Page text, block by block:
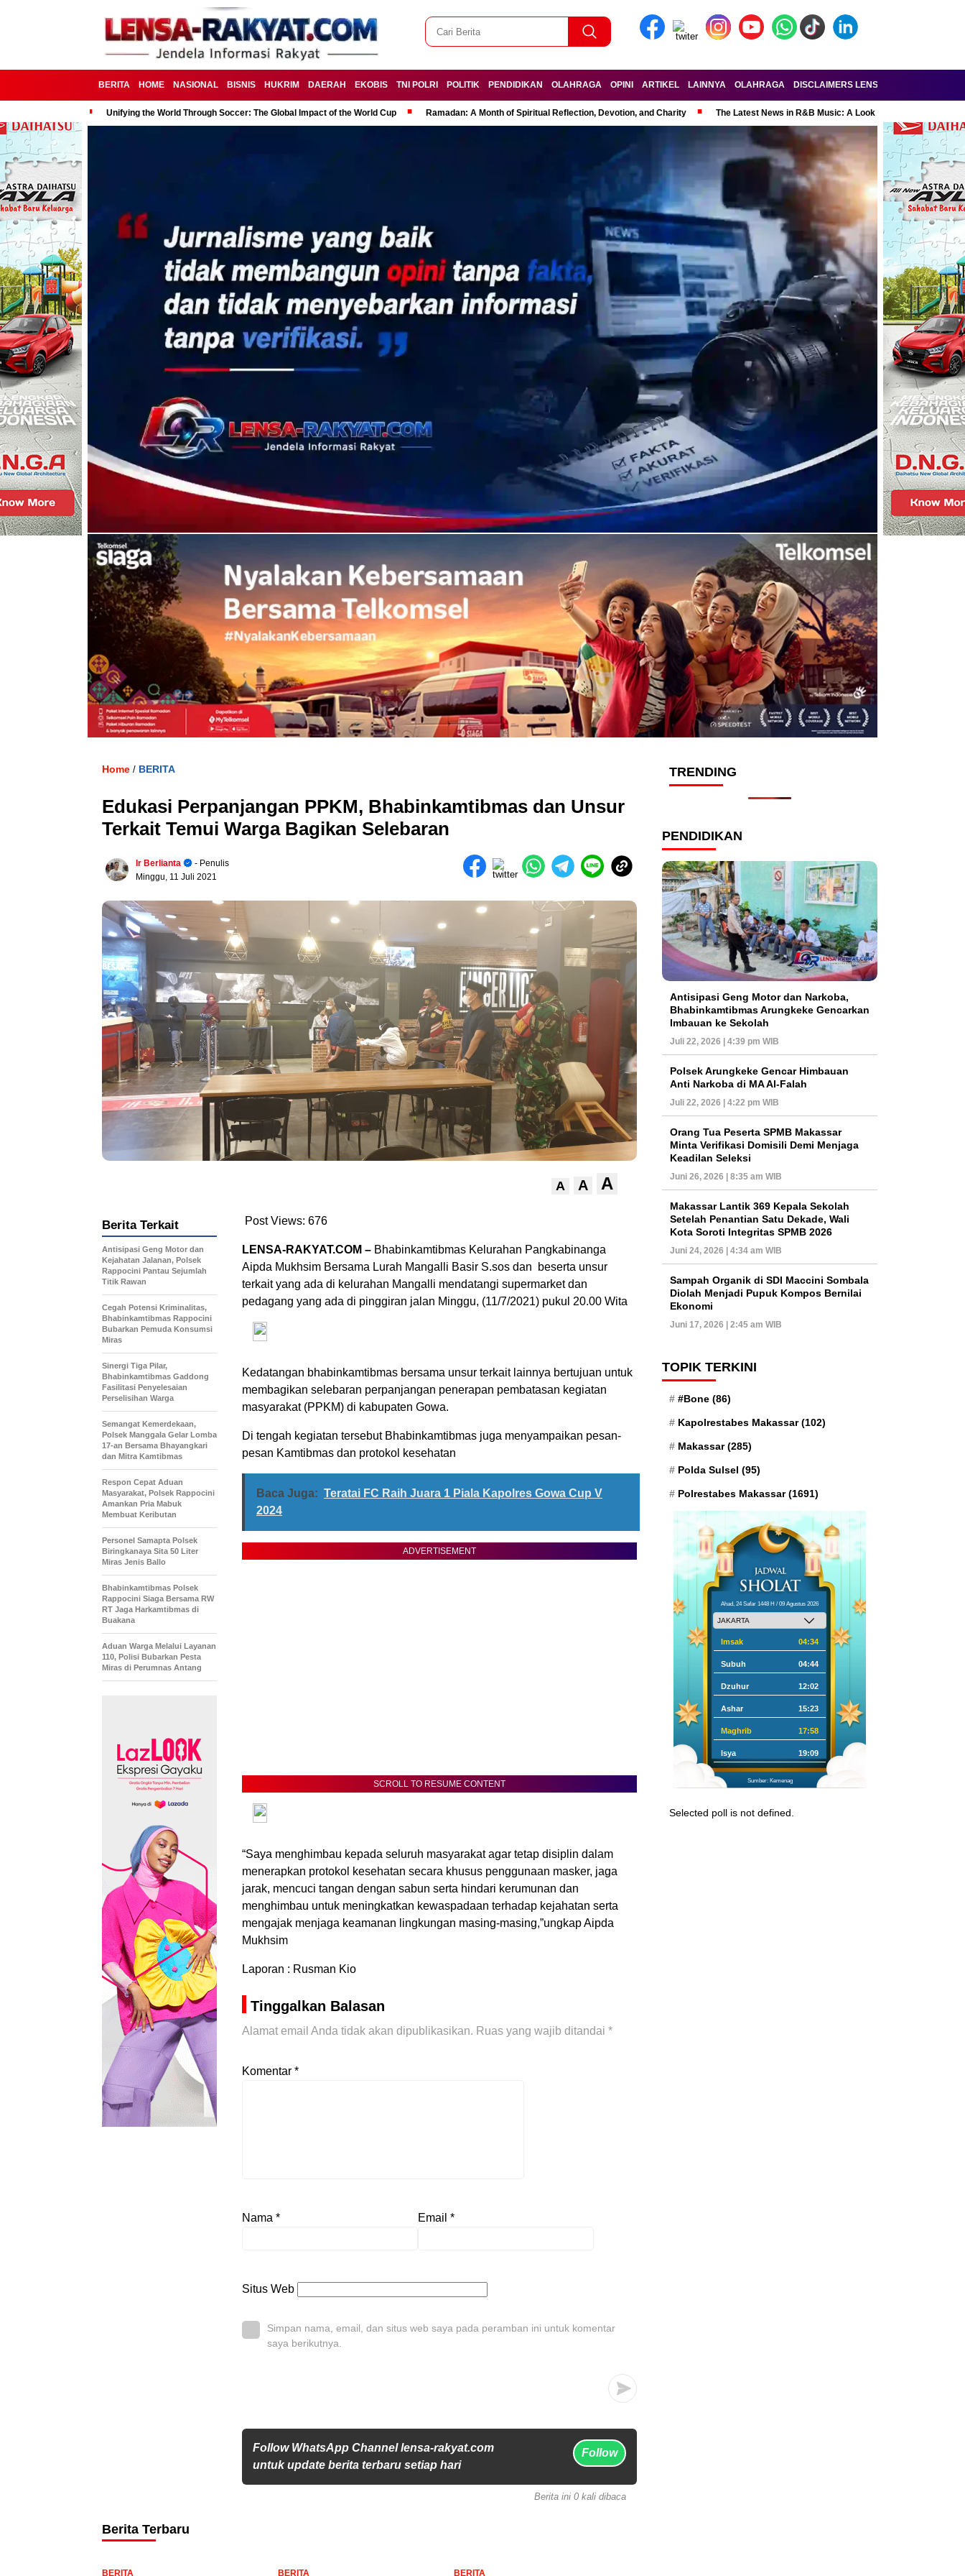
BERITA HOME NASIONAL BISNIS HUKRIM DAERAH EKOBIS TNI POLRI POLITIK PENDIDIKAN OLAHRAGA OPINI ARTIKEL LAINNYA OLAHRAGA DISCLAIMERS LENSA-RAKYAT.COM
Unifying the World Through Soccer: The Global Impact of the World Cup Ramadan: A Month of Spiritual Reflection, Devotion, and Charity The Latest News in R&B Music: A Look at Super Bowl
Home / BERITA
Edukasi Perpanjangan PPKM, Bhabinkamtibmas dan Unsur
Terkait Temui Warga Bagikan Selebaran
Ir Berlianta
- Penulis
Minggu, 11 Juli 2021
A A A
Post Views: 676
LENSA-RAKYAT.COM – Bhabinkamtibmas Kelurahan Pangkabinanga
Aipda Mukhsim Bersama Lurah Mangalli Basir S.sos dan beserta unsur
terkait yang ada di kelurahan Mangalli mendatangi supermarket dan
pedagang yang ada di pinggiran jalan Minggu, (11/7/2021) pukul 20.00 Wita
Kedatangan bhabinkamtibmas bersama unsur terkait lainnya bertujuan untuk
membagikan selebaran perpanjangan penerapan pembatasan kegiatan
masyarakat (PPKM) di kabupaten Gowa.
Di tengah kegiatan tersebut Bhabinkamtibmas juga menyampaikan pesan-
pesan Kamtibmas dan protokol kesehatan
Baca Juga: Teratai FC Raih Juara 1 Piala Kapolres Gowa Cup V
2024
ADVERTISEMENT
SCROLL TO RESUME CONTENT
“Saya menghimbau kepada seluruh masyarakat agar tetap disiplin dalam
menerapkan protokol kesehatan secara khusus penggunaan masker, jaga
jarak, mencuci tangan dengan sabun serta hindari kerumunan dan
menghimbau untuk meningkatkan kewaspadaan terhadap kejahatan serta
mengajak menjaga keamanan lingkungan masing-masing,”ungkap Aipda
Mukhsim
Laporan : Rusman Kio
Tinggalkan Balasan
Alamat email Anda tidak akan dipublikasikan. Ruas yang wajib ditandai *
Komentar *
Nama * Email *
Situs Web
Simpan nama, email, dan situs web saya pada peramban ini untuk komentar
saya berikutnya.
Follow WhatsApp Channel lensa-rakyat.com
untuk update berita terbaru setiap hari
Follow
Berita Terkait
Antisipasi Geng Motor dan
Kejahatan Jalanan, Polsek
Rappocini Pantau Sejumlah
Titik Rawan
Cegah Potensi Kriminalitas,
Bhabinkamtibmas Rappocini
Bubarkan Pemuda Konsumsi
Miras
Sinergi Tiga Pilar,
Bhabinkamtibmas Gaddong
Fasilitasi Penyelesaian
Perselisihan Warga
Semangat Kemerdekaan,
Polsek Manggala Gelar Lomba
17-an Bersama Bhayangkari
dan Mitra Kamtibmas
Respon Cepat Aduan
Masyarakat, Polsek Rappocini
Amankan Pria Mabuk
Membuat Keributan
Personel Samapta Polsek
Biringkanaya Sita 50 Liter
Miras Jenis Ballo
Bhabinkamtibmas Polsek
Rappocini Siaga Bersama RW
RT Jaga Harkamtibmas di
Buakana
Aduan Warga Melalui Layanan
110, Polisi Bubarkan Pesta
Miras di Perumnas Antang
Berita ini 0 kali dibaca
Berita Terbaru
BERITA BERITA BERITA
TRENDING
PENDIDIKAN
Antisipasi Geng Motor dan Narkoba,
Bhabinkamtibmas Arungkeke Gencarkan
Imbauan ke Sekolah
Juli 22, 2026 | 4:39 pm WIB
Polsek Arungkeke Gencar Himbauan
Anti Narkoba di MA Al-Falah
Juli 22, 2026 | 4:22 pm WIB
Orang Tua Peserta SPMB Makassar
Minta Verifikasi Domisili Demi Menjaga
Keadilan Seleksi
Juni 26, 2026 | 8:35 am WIB
Makassar Lantik 369 Kepala Sekolah
Setelah Penantian Satu Dekade, Wali
Kota Soroti Integritas SPMB 2026
Juni 24, 2026 | 4:34 am WIB
Sampah Organik di SDI Maccini Sombala
Diolah Menjadi Pupuk Kompos Bernilai
Ekonomi
Juni 17, 2026 | 2:45 am WIB
TOPIK TERKINI
#Bone (86)
Kapolrestabes Makassar(102)
Makassar(285)
Polda Sulsel (95)
Polrestabes Makassar(1691)
Ahad, 24 Safar 1448 H / 09 Agustus 2026
Imsak 04:34
Subuh 04:44
Dzuhur 12:02
Ashar 15:23
Maghrib 17:58
Isya 19:09
Sumber: Kemenag
Selected poll is not defined.